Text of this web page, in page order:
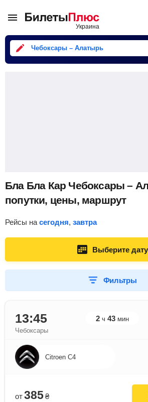
Чебоксары – Алатырь
Бла Бла Кар Чебоксары –
попутки, цены, маршрут
Рейсы на сегодня, завтра
Выберите дату
Фильтры
13:45 2 ч 43 мин
Чебоксары
Citroen C4
от 385 ₴